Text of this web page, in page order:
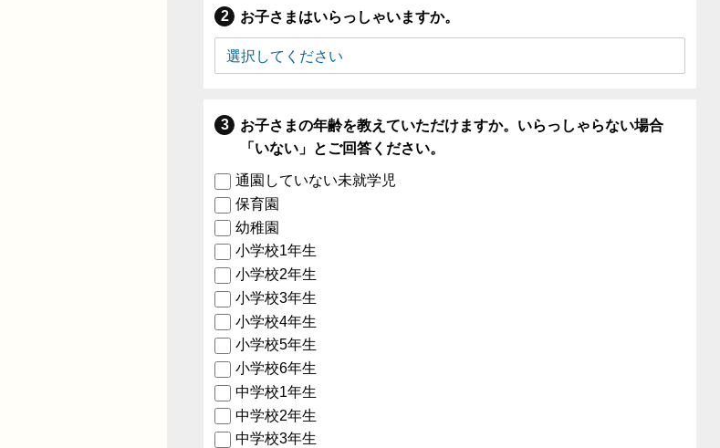
お子さまはいらっしゃいますか。
お子さまの年齢を教えていただけますか。いらっしゃらない場合
「いない」とご回答ください。
通園していない未就学児
保育園
幼稚園
小学校1年生
小学校2年生
小学校3年生
小学校4年生
小学校5年生
小学校6年生
中学校1年生
中学校2年生
中学校3年生